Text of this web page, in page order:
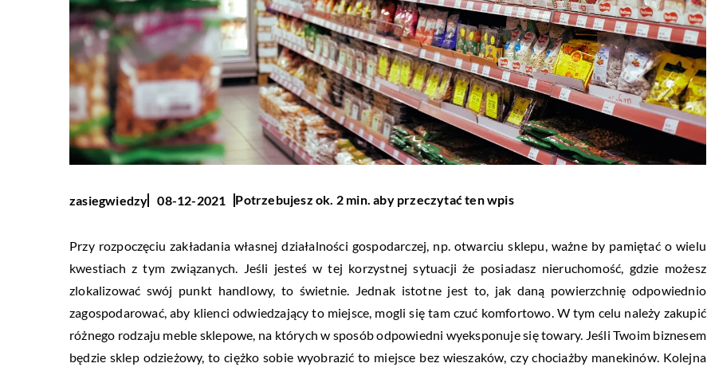
zasiegwiedzy 08-12-2021 Potrzebujesz ok. 2 min. aby przeczytać ten wpis
Przy rozpoczęciu zakładania własnej działalności gospodarczej, np. otwarciu sklepu, ważne by pamiętać o wielu
kwestiach z tym związanych. Jeśli jesteś w tej korzystnej sytuacji że posiadasz nieruchomość, gdzie możesz
zlokalizować swój punkt handlowy, to świetnie. Jednak istotne jest to, jak daną powierzchnię odpowiednio
zagospodarować, aby klienci odwiedzający to miejsce, mogli się tam czuć komfortowo. W tym celu należy zakupić
różnego rodzaju meble sklepowe, na których w sposób odpowiedni wyeksponuje się towary. Jeśli Twoim biznesem
będzie sklep odzieżowy, to ciężko sobie wyobrazić to miejsce bez wieszaków, czy chociażby manekinów. Kolejna